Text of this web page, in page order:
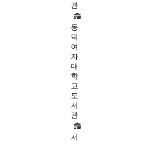
관
동
덕
여
자
대
학
교
도
서
관
서